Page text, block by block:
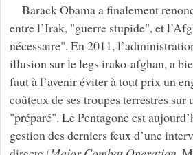
Barack Obama a finalement
entre l’Irak, "guerre stupide", et
nécessaire". En 2011,
illusion sur le legs irako-afghan, a
faut à l’avenir éviter à tout prix un
coûteux de ses troupes terrestres sur
"préparé". Le Pentagone est
gestion des derniers feux d’une